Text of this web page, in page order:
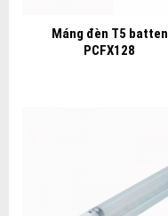
Máng đèn T5 batten
PCFX128